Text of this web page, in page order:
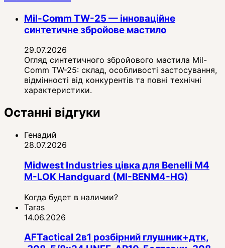
Mil-Comm TW-25 — інноваційне
синтетичне збройове мастило
29.07.2026
Огляд синтетичного збройового мастила Mil-
Comm TW-25: склад, особливості застосування,
відмінності від конкурентів та повні технічні
характеристики.
Останні відгуки
Генадий
28.07.2026
Midwest Industries цівка для Benelli M4
M-LOK Handguard (MI-BENM4-HG)
Когда будет в наличии?
Taras
14.06.2026
AFTactical 2в1 розбірний глушник+дтк,